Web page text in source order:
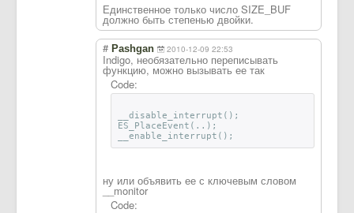
Единственное только число SIZE_BUF
должно быть степенью двойки.
# Pashgan 2010-12-09 22:53
Indigo, необязательно переписывать
функцию, можно вызывать ее так
Code:
__disable_interrupt();
ES_PlaceEvent(..);
__enable_interrupt();
ну или объявить ее с ключевым словом
__monitor
Code: